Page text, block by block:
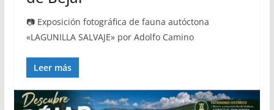
📷 Exposición fotográfica de fauna autóctona
«LAGUNILLA SALVAJE» por Adolfo Camino
Leer más